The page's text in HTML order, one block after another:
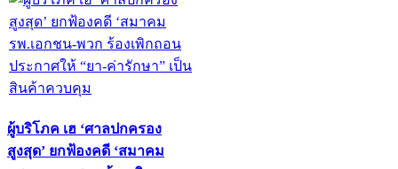
ผู้บริโภค เฮ ‘ศาลปกครอง
สูงสุด’ ยกฟ้องคดี ‘สมาคม